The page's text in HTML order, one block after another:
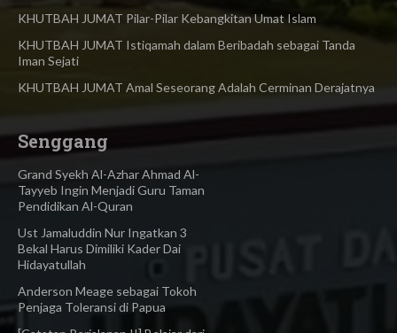
KHUTBAH JUMAT Pilar-Pilar Kebangkitan Umat Islam
KHUTBAH JUMAT Istiqamah dalam Beribadah sebagai Tanda
Iman Sejati
KHUTBAH JUMAT Amal Seseorang Adalah Cerminan Derajatnya
Senggang
Grand Syekh Al-Azhar Ahmad Al-
Tayyeb Ingin Menjadi Guru Taman
Pendidikan Al-Quran
Ust Jamaluddin Nur Ingatkan 3
Bekal Harus Dimiliki Kader Dai
Hidayatullah
Anderson Meage sebagai Tokoh
Penjaga Toleransi di Papua